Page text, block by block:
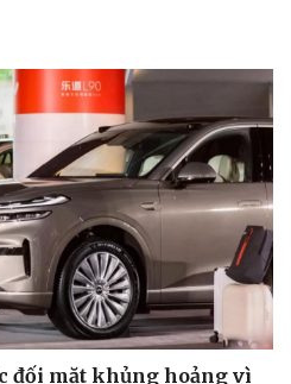
đối mặt khủng hoảng vì